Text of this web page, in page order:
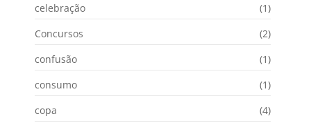
celebração
(1)
Concursos
(2)
confusão
(1)
consumo
(1)
copa
(4)